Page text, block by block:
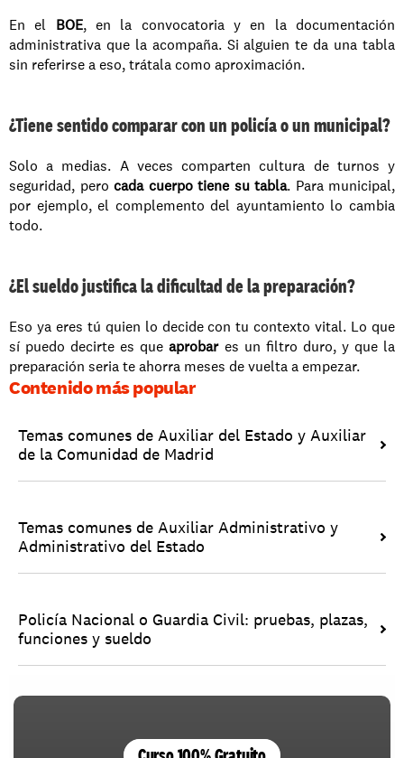
En el BOE, en la convocatoria y en la documentación
administrativa que la acompaña. Si alguien te da una tabla
sin referirse a eso, trátala como aproximación.
¿Tiene sentido comparar con un policía o un municipal?
Solo a medias. A veces comparten cultura de turnos y
seguridad, pero cada cuerpo tiene su tabla. Para municipal,
por ejemplo, el complemento del ayuntamiento lo cambia
todo.
¿El sueldo justifica la dificultad de la preparación?
Eso ya eres tú quien lo decide con tu contexto vital. Lo que
sí puedo decirte es que aprobar es un filtro duro, y que la
preparación seria te ahorra meses de vuelta a empezar.
Contenido más popular
Temas comunes de Auxiliar del Estado y Auxiliar
de la Comunidad de Madrid
Temas comunes de Auxiliar Administrativo y
Administrativo del Estado
Policía Nacional o Guardia Civil: pruebas, plazas,
funciones y sueldo